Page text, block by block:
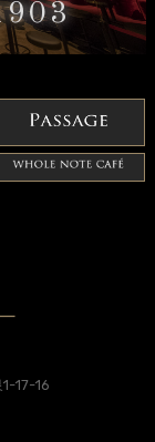
17-16